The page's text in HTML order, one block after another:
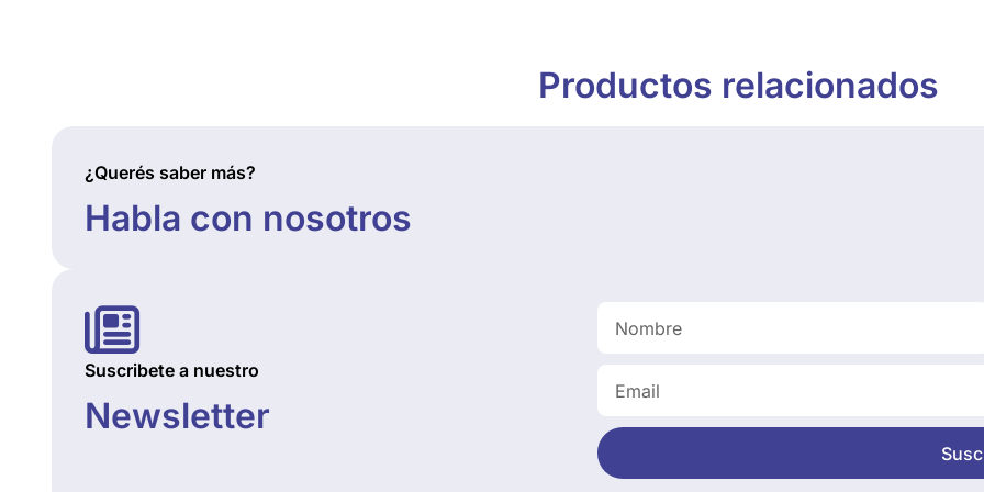
Productos relacionados
¿Querés saber más?
Habla con nosotros
Suscribete a nuestro
Newsletter